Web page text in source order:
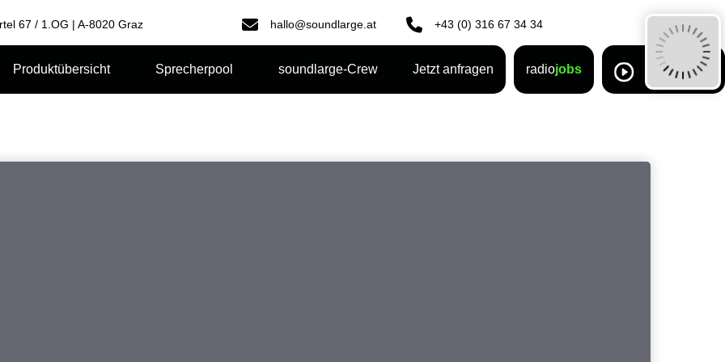
67 / 1.OG | A-8020 Graz hallo@soundlarge.at +43 (0) 316 67 34 34
Produktübersicht Sprecherpool soundlarge-Crew Jetzt anfragen radiojobs